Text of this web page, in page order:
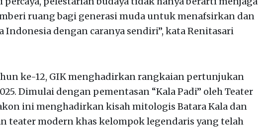
ruang bagi generasi muda untuk menafsirkan dan
Indonesia dengan caranya sendiri”, kata Renitasari
ke-12, GIK menghadirkan rangkaian pertunjukan
Dimulai dengan pementasan “Kala Padi” oleh Teater
ini menghadirkan kisah mitologis Batara Kala dan
teater modern khas kelompok legendaris yang telah